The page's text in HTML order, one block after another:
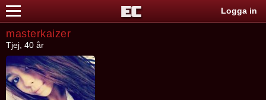
Logga in
masterkaizer
Tjej, 40 år